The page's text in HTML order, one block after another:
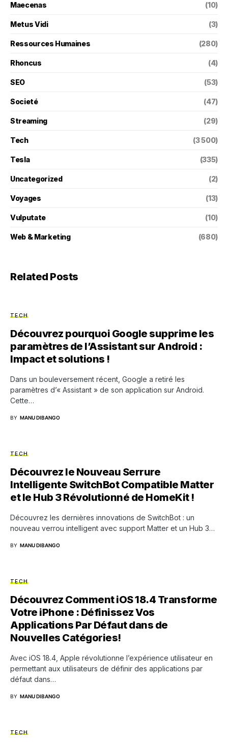
Maecenas (10)
Metus Vidi (3)
Ressources Humaines (280)
Rhoncus (4)
SEO (53)
Societé (47)
Streaming (29)
Tech (3 500)
Tesla (335)
Uncategorized (2)
Voyages (13)
Vulputate (10)
Web & Marketing (680)
Related Posts
TECH
Découvrez pourquoi Google supprime les
paramètres de l’Assistant sur Android :
Impact et solutions !
Dans un bouleversement récent, Google a retiré les
paramètres d’« Assistant » de son application sur Android.
Cette…
BY MANU DIBANGO
TECH
Découvrez le Nouveau Serrure
Intelligente SwitchBot Compatible Matter
et le Hub 3 Révolutionné de HomeKit !
Découvrez les dernières innovations de SwitchBot : un
nouveau verrou intelligent avec support Matter et un Hub 3…
BY MANU DIBANGO
TECH
Découvrez Comment iOS 18.4 Transforme
Votre iPhone : Définissez Vos
Applications Par Défaut dans de
Nouvelles Catégories!
Avec iOS 18.4, Apple révolutionne l’expérience utilisateur en
permettant aux utilisateurs de définir des applications par
défaut dans…
BY MANU DIBANGO
TECH